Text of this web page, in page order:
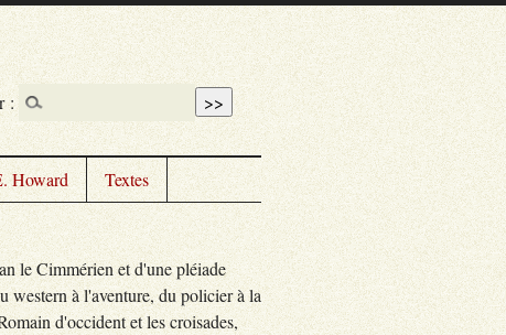
Howard Textes
le Cimmérien et d'une pléiade
western à l'aventure, du policier à la
d'occident et les croisades,
: